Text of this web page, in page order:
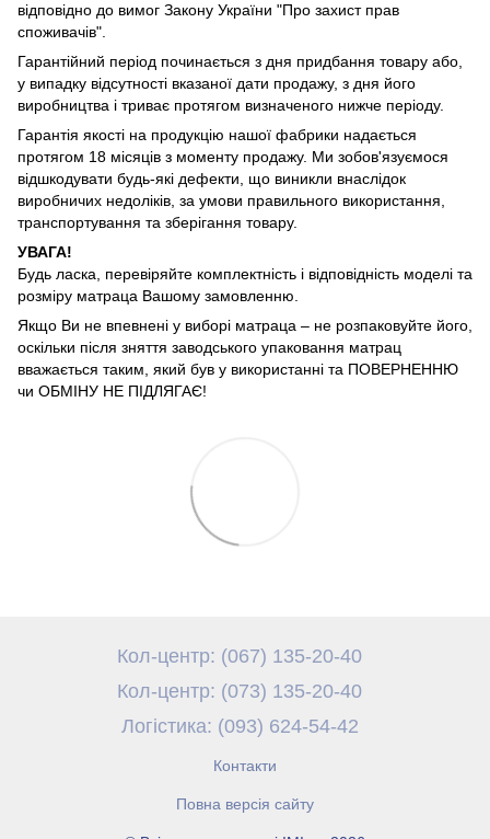
відповідно до вимог Закону України "Про захист прав
споживачів".
Гарантійний період починається з дня придбання товару або,
у випадку відсутності вказаної дати продажу, з дня його
виробництва і триває протягом визначеного нижче періоду.
Гарантія якості на продукцію нашої фабрики надається
протягом 18 місяців з моменту продажу. Ми зобов'язуємося
відшкодувати будь-які дефекти, що виникли внаслідок
виробничих недоліків, за умови правильного використання,
транспортування та зберігання товару.
УВАГА!
Будь ласка, перевіряйте комплектність і відповідність моделі та
розміру матраца Вашому замовленню.
Якщо Ви не впевнені у виборі матраца – не розпаковуйте його,
оскільки після зняття заводського упаковання матрац
вважається таким, який був у використанні та ПОВЕРНЕННЮ
чи ОБМІНУ НЕ ПІДЛЯГАЄ!
Кол-центр: (067) 135-20-40
Кол-центр: (073) 135-20-40
Логістика: (093) 624-54-42
Контакти
Повна версія сайту